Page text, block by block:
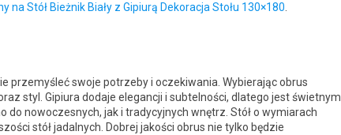
na Stół Bieżnik Biały z Gipiurą Dekoracja Stołu 130×180.
przemyśleć swoje potrzeby i oczekiwania. Wybierając obrus
styl. Gipiura dodaje elegancji i subtelności, dlatego jest świetnym
do nowoczesnych, jak i tradycyjnych wnętrz. Stół o wymiarach
stół jadalnych. Dobrej jakości obrus nie tylko będzie